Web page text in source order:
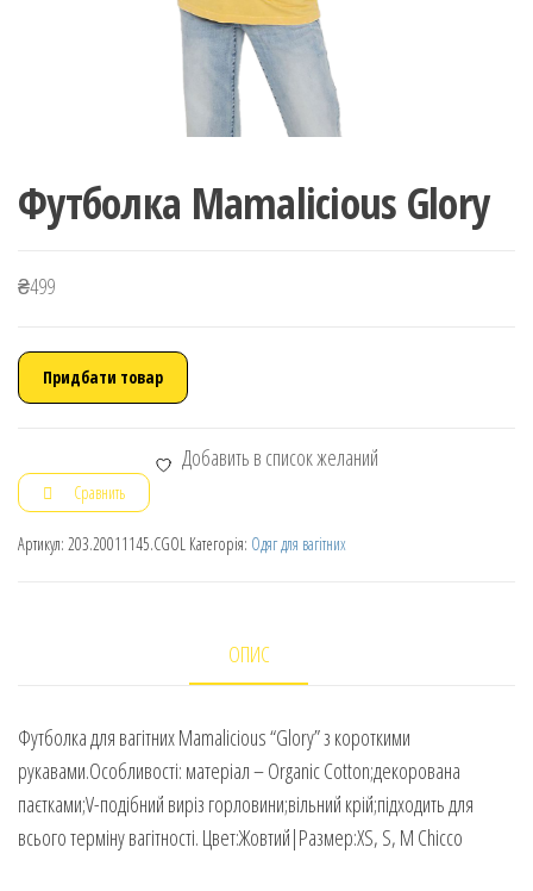
Футболка Mamalicious Glory
₴499
Придбати товар
Добавить в список желаний
Сравнить
Артикул: 203.20011145.CGOL Категорія: Одяг для вагітних
ОПИС
Футболка для вагітних Mamalicious “Glory” з короткими
рукавами.Особливості: матеріал – Organic Cotton;декорована
паєтками;V-подібний виріз горловини;вільний крій;підходить для
всього терміну вагітності. Цвет:Жовтий|Размер:XS, S, M Chicco